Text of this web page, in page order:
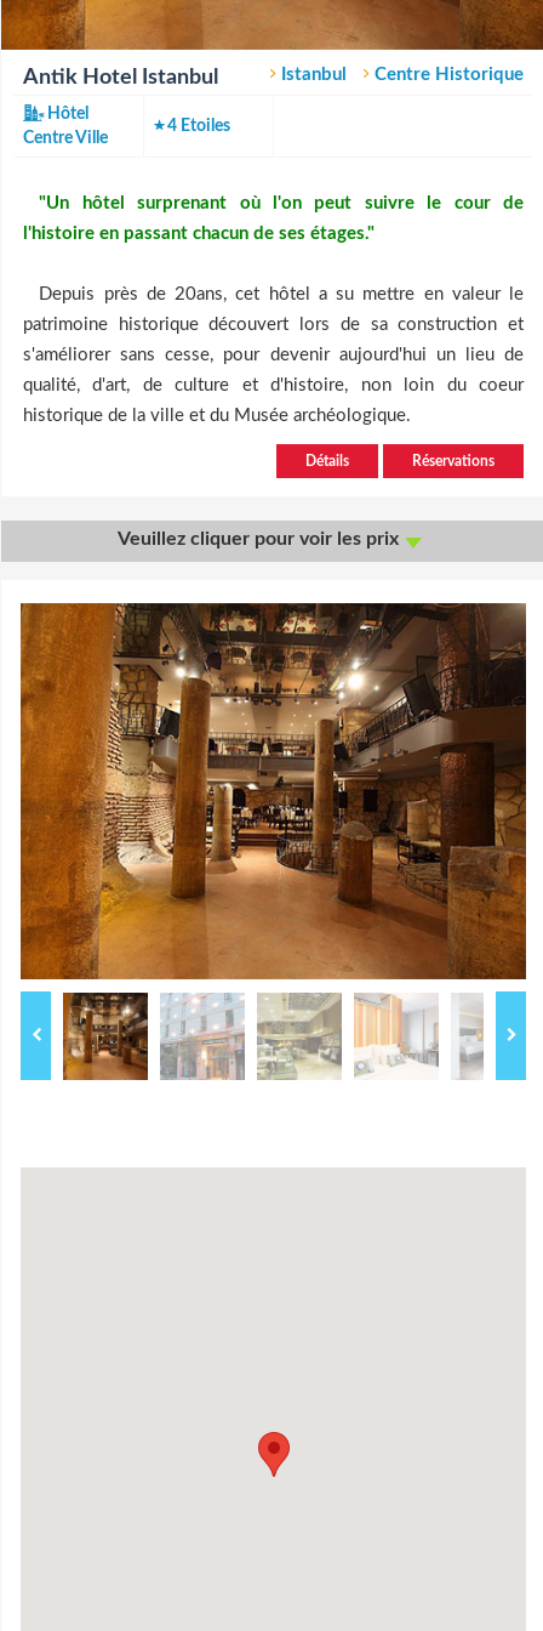
Antik Hotel Istanbul Istanbul Centre Historique
Hôtel
Centre Ville
4 Etoiles
"Un hôtel surprenant où l'on peut suivre le cour de
l'histoire en passant chacun de ses étages."
Depuis près de 20ans, cet hôtel a su mettre en valeur le
patrimoine historique découvert lors de sa construction et
s'améliorer sans cesse, pour devenir aujourd'hui un lieu de
qualité, d'art, de culture et d'histoire, non loin du coeur
historique de la ville et du Musée archéologique.
Détails Réservations
Veuillez cliquer pour voir les prix